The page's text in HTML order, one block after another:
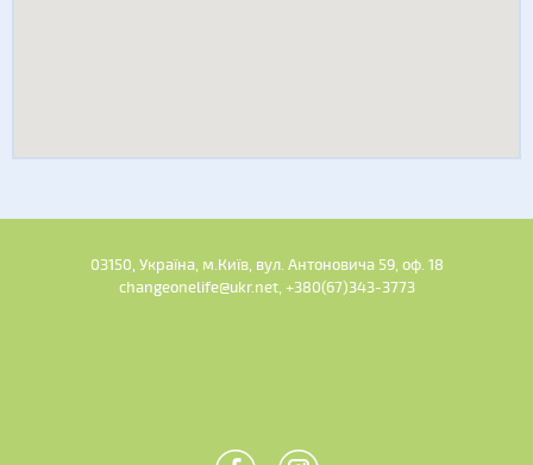
03150, Україна, м.Київ, вул. Антоновича 59, оф. 18
changeonelife@ukr.net, +380(67)343-3773